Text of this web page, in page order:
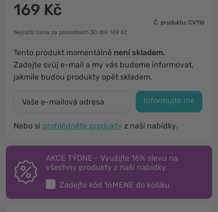
169 Kč
Č. produktu: CV116
Nejnižší cena za posledních 30 dní: 169 Kč
Tento produkt momentálně není skladem.
Zadejte svůj e-mail a my vás budeme informovat,
jakmile budou produkty opět skladem.
Informujte mě
Nebo si prohlédněte produkty z naší nabídky.
AKCE TÝDNE - Využijte 16% slevu na
všechny produkty z naší nabídky.
Zadejte kód 16MENE do košíku